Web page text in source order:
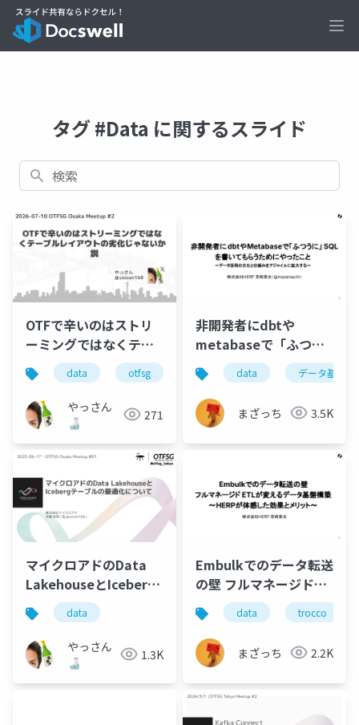
タグ #Data に関するスライド
検索
OTFで辛いのはストリ
ーミングではなくテー
ブルレイアウトの劣化
じゃないか説
data otfsg
やっさん
🍶
271
非開発者にdbtや
metabaseで「ふつう
に」SQLを書いてもら
うためにやったこ
と 〜データ活用の文
化と仕組みをアジャイ
ルに拡大する〜
data データ基盤
まざっち 3.5K
マイクロアドのData
LakehouseとIceberg
テーブルの最適化につ
いて
data
やっさん
🍶
1.3K
Embulkでのデータ転送
の壁 フルマネージド
ETLが変えるデータ基
盤構築 〜HERPが体感
した効果とメリット〜
（trocco ウェビナー登
壇資料）
data trocco
まざっち 2.2K